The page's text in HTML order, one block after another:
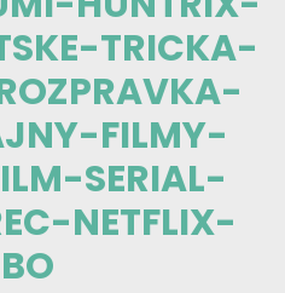
TRICKA-
FILMY-
SERIAL-
NETFLIX-